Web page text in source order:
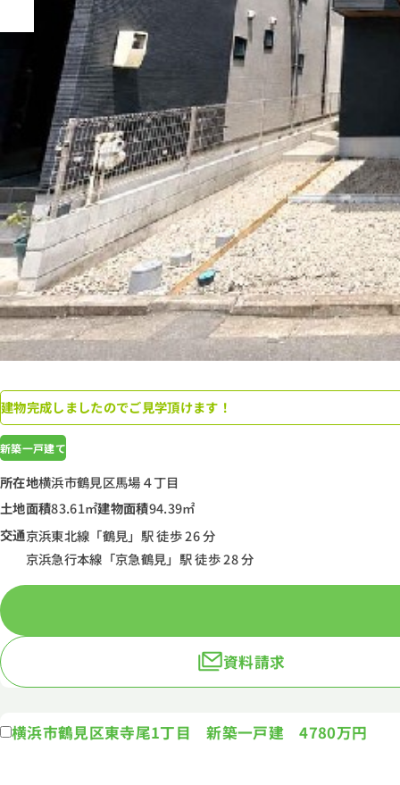
建物完成しましたのでご見学頂けます！
新築一戸建て
所在地横浜市鶴見区馬場４丁目
土地面積83.61㎡建物面積94.39㎡
交通京浜東北線「鶴見」駅 徒歩 26 分
京浜急行本線「京急鶴見」駅 徒歩 28 分
資料請求
横浜市鶴見区東寺尾1丁目 新築一戸建 4780万円